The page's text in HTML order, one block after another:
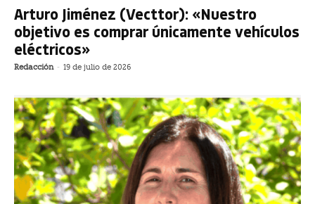
Arturo Jiménez (Vecttor): «Nuestro
objetivo es comprar únicamente vehículos
eléctricos»
Redacción - 19 de julio de 2026